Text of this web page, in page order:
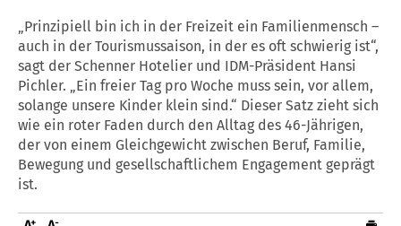
„Prinzipiell bin ich in der Freizeit ein Familienmensch –
auch in der Tourismussaison, in der es oft schwierig ist“,
sagt der Schenner Hotelier und IDM-Präsident Hansi
Pichler. „Ein freier Tag pro Woche muss sein, vor allem,
solange unsere Kinder klein sind.“ Dieser Satz zieht sich
wie ein roter Faden durch den Alltag des 46-Jährigen,
der von einem Gleichgewicht zwischen Beruf, Familie,
Bewegung und gesellschaftlichem Engagement geprägt
ist.